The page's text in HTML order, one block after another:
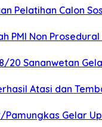
Pelatihan Calon
PMI Non Prosedural
20 Sananwetan
Atasi dan
Gelar